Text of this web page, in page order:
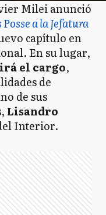
Milei anunció
a la Jefatura
capítulo en
En su lugar,
el cargo,
de
de sus
Lisandro
Interior.